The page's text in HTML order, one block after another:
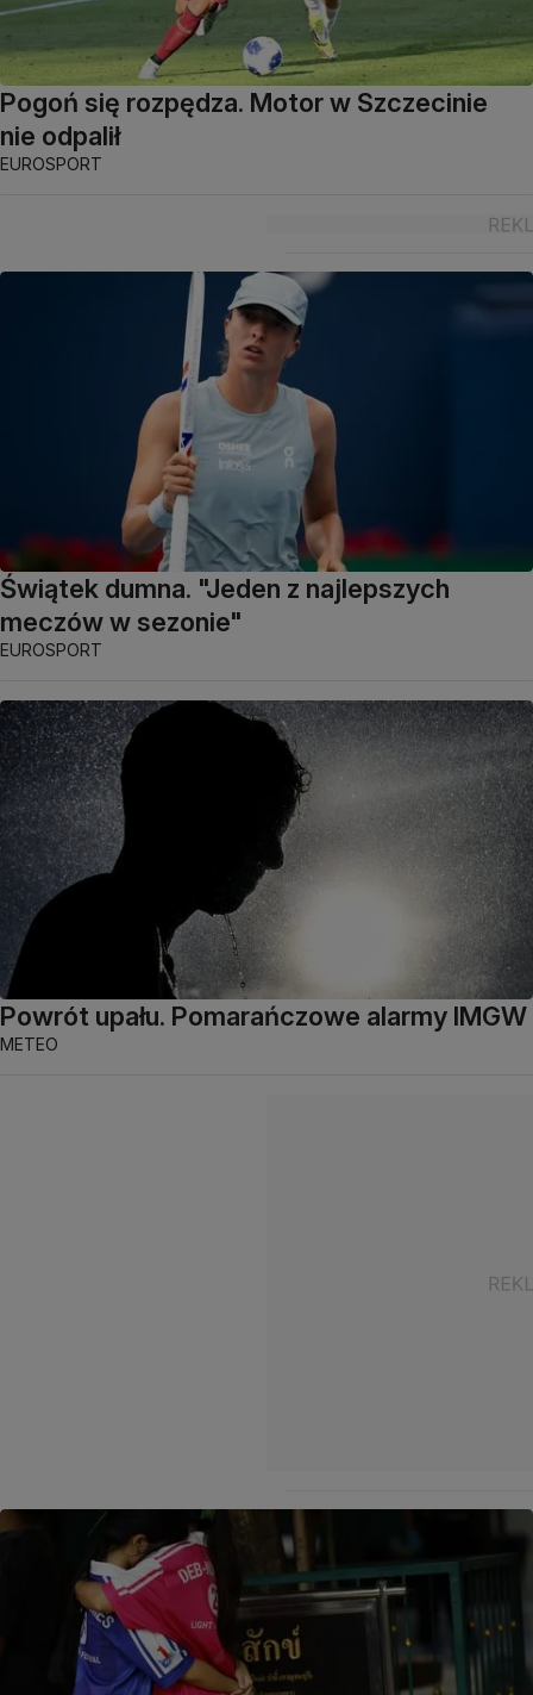
Pogoń się rozpędza. Motor w Szczecinie
nie odpalił
EUROSPORT
Świątek dumna. "Jeden z najlepszych
meczów w sezonie"
EUROSPORT
Powrót upału. Pomarańczowe alarmy IMGW
METEO